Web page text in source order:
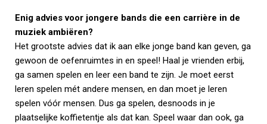
Enig advies voor jongere bands die een carrière in de
muziek ambiëren?
Het grootste advies dat ik aan elke jonge band kan geven, ga
gewoon de oefenruimtes in en speel! Haal je vrienden erbij,
ga samen spelen en leer een band te zijn. Je moet eerst
leren spelen mét andere mensen, en dan moet je leren
spelen vóór mensen. Dus ga spelen, desnoods in je
plaatselijke koffietentje als dat kan. Speel waar dan ook, ga